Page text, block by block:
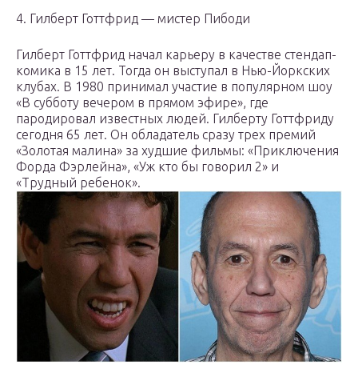
4. Гилберт Готтфрид — мистер Пибоди
Гилберт Готтфрид начал карьеру в качестве стендап-
комика в 15 лет. Тогда он выступал в Нью-Йоркских
клубах. В 1980 принимал участие в популярном шоу
«В субботу вечером в прямом эфире», где
пародировал известных людей. Гилберту Готтфриду
сегодня 65 лет. Он обладатель сразу трех премий
«Золотая малина» за худшие фильмы: «Приключения
Форда Фэрлейна», «Уж кто бы говорил 2» и
«Трудный ребенок».